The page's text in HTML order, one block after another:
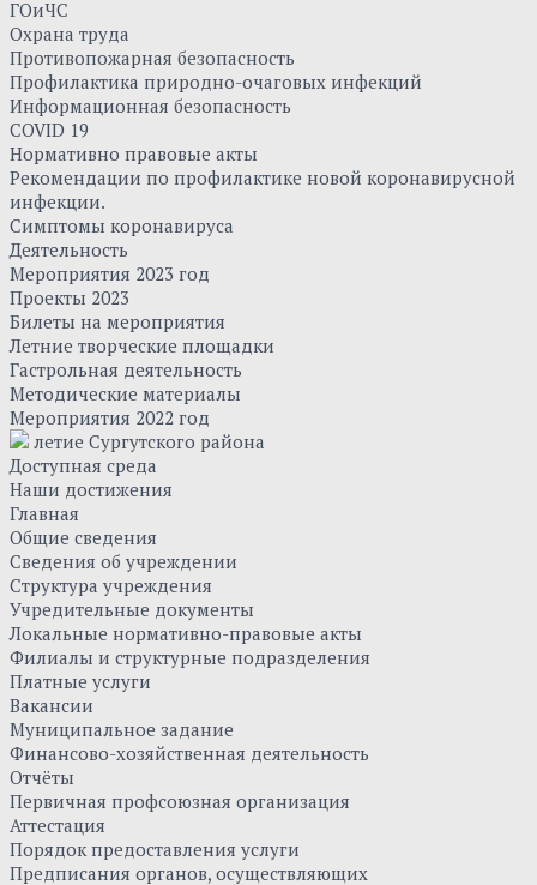
ГОиЧС
Охрана труда
Противопожарная безопасность
Профилактика природно-очаговых инфекций
Информационная безопасность
COVID 19
Нормативно правовые акты
Рекомендации по профилактике новой коронавирусной
инфекции.
Симптомы коронавируса
Деятельность
Мероприятия 2023 год
Проекты 2023
Билеты на мероприятия
Летние творческие площадки
Гастрольная деятельность
Методические материалы
Мероприятия 2022 год
летие Сургутского района
Доступная среда
Наши достижения
Главная
Общие сведения
Сведения об учреждении
Структура учреждения
Учредительные документы
Локальные нормативно-правовые акты
Филиалы и структурные подразделения
Платные услуги
Вакансии
Муниципальное задание
Финансово-хозяйственная деятельность
Отчёты
Первичная профсоюзная организация
Аттестация
Порядок предоставления услуги
Предписания органов, осуществляющих